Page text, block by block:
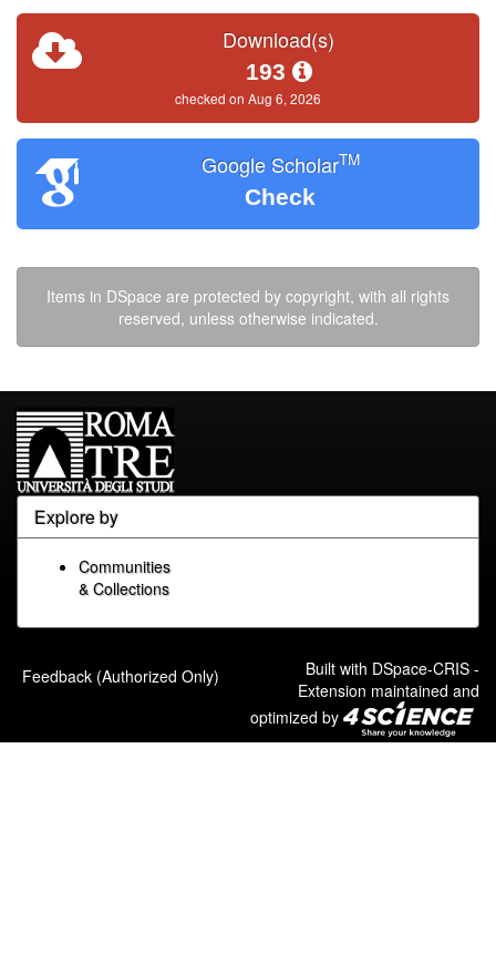
Download(s)
193
checked on Aug 6, 2026
Google ScholarTM
Check
Items in DSpace are protected by copyright, with all rights
reserved, unless otherwise indicated.
Explore by
Communities
& Collections
Feedback (Authorized Only) Built with DSpace-CRIS -
Extension maintained and
optimized by